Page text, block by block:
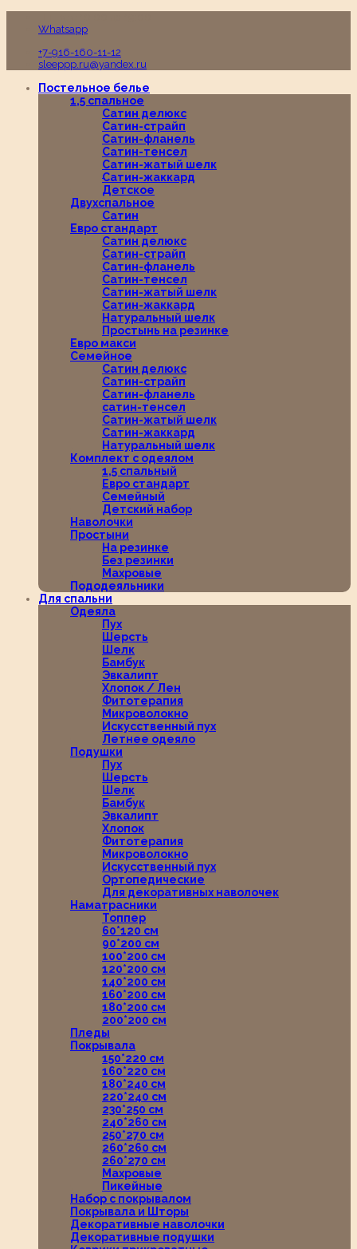
Whatsapp
+7-916-160-11-12
sleeppp.ru@yandex.ru
Постельное белье
1,5 спальное
Сатин делюкс
Сатин-страйп
Сатин-фланель
Сатин-тенсел
Сатин-жатый шелк
Сатин-жаккард
Детское
Двухспальное
Сатин
Евро стандарт
Сатин делюкс
Сатин-страйп
Сатин-фланель
Сатин-тенсел
Сатин-жатый шелк
Сатин-жаккард
Натуральный шелк
Простынь на резинке
Евро макси
Семейное
Сатин делюкс
Сатин-страйп
Сатин-фланель
сатин-тенсел
Сатин-жатый шелк
Сатин-жаккард
Натуральный шелк
Комплект с одеялом
1,5 спальный
Евро стандарт
Семейный
Детский набор
Наволочки
Простыни
На резинке
Без резинки
Махровые
Пододеяльники
Для спальни
Одеяла
Пух
Шерсть
Шелк
Бамбук
Эвкалипт
Хлопок / Лен
Фитотерапия
Микроволокно
Искусственный пух
Летнее одеяло
Подушки
Пух
Шерсть
Шелк
Бамбук
Эвкалипт
Хлопок
Фитотерапия
Микроволокно
Искусственный пух
Ортопедические
Для декоративных наволочек
Наматрасники
Топпер
60*120 см
90*200 см
100*200 см
120*200 см
140*200 см
160*200 см
180*200 см
200*200 см
Пледы
Покрывала
150*220 см
160*220 см
180*240 см
220*240 см
230*250 см
240*260 см
250*270 см
260*260 см
260*270 см
Махровые
Пикейные
Набор с покрывалом
Покрывала и Шторы
Декоративные наволочки
Декоративные подушки